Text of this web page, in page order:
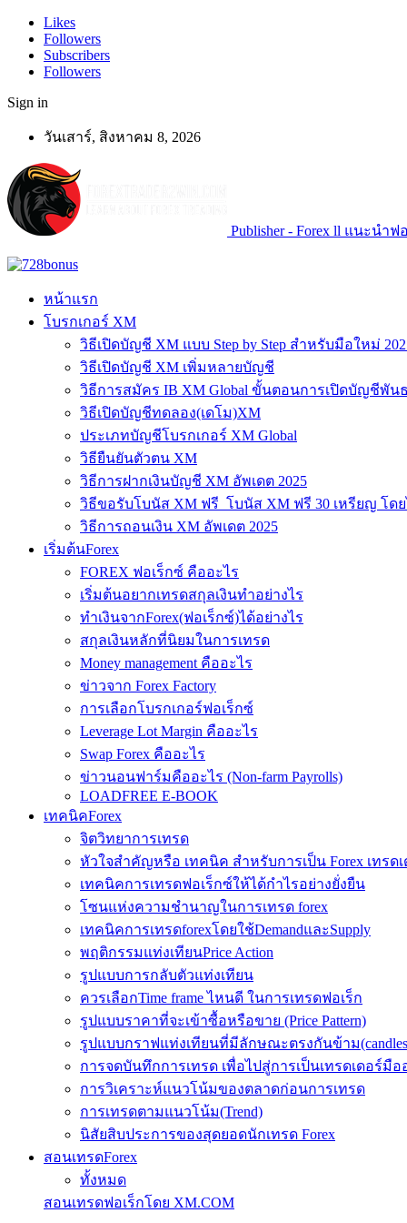
Likes
Followers
Subscribers
Followers
Sign in
วันเสาร์, สิงหาคม 8, 2026
Publisher - Forex ll แนะนำ
หน้าแรก
โบรกเกอร์ XM
วิธีเปิดบัญชี XM แบบ Step by Step สำหรับมือใหม่
วิธีเปิดบัญชี XM เพิ่มหลายบัญชี
วิธีการสมัคร IB XM Global ขั้นตอนการเปิดบัญชีพันธ
วิธีเปิดบัญชีทดลอง(เดโม)XM
ประเภทบัญชีโบรกเกอร์ XM Global
วิธียืนยันตัวตน XM
วิธีการฝากเงินบัญชี XM อัพเดต 2025
วิธีขอรับโบนัส XM ฟรี โบนัส XM ฟรี 30 เหรียญ โดย
วิธีการถอนเงิน XM อัพเดต 2025
เริ่มต้นForex
FOREX ฟอเร็กซ์ คืออะไร
เริ่มต้นอยากเทรดสกุลเงินทำอย่างไร
ทำเงินจากForex(ฟอเร็กซ์)ได้อย่างไร
สกุลเงินหลักที่นิยมในการเทรด
Money management คืออะไร
ข่าวจาก Forex Factory
การเลือกโบรกเกอร์ฟอเร็กซ์
Leverage Lot Margin คืออะไร
Swap Forex คืออะไร
ข่าวนอนฟาร์มคืออะไร (Non-farm Payrolls)
LOADFREE E-BOOK
เทคนิคForex
จิตวิทยาการเทรด
หัวใจสำคัญหรือ เทคนิค สำหรับการเป็น Forex เทรดเ
เทคนิคการเทรดฟอเร็กซ์ให้ได้กำไรอย่างยั่งยืน
โซนแห่งความชำนาญในการเทรด forex
เทคนิคการเทรดforexโดยใช้DemandและSupply
พฤติกรรมแท่งเทียนPrice Action
รูปแบบการกลับตัวแท่งเทียน
ควรเลือกTime frame ไหนดี ในการเทรดฟอเร็ก
รูปแบบราคาที่จะเข้าซื้อหรือขาย (Price Pattern)
รูปแบบกราฟแท่งเทียนที่มีลักษณะตรงกันข้าม
การจดบันทึกการเทรด เพื่อไปสู่การเป็นเทรดเดอร์มื
การวิเคราะห์แนวโน้มของตลาดก่อนการเทรด
การเทรดตามแนวโน้ม(Trend)
นิสัยสิบประการของสุดยอดนักเทรด Forex
สอนเทรดForex
ทั้งหมด
สอนเทรดฟอเร็กโดย XM.COM